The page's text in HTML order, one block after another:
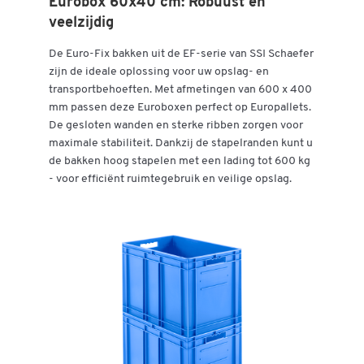
Vouwbaar
Kleuren
blauw
Afmetingen
Inw. breedte (mm) 353
400
420
veelzijdig
De Euro-Fix bakken uit de EF-serie van SSI Schaefer
zijn de ideale oplossing voor uw opslag- en
transportbehoeften. Met afmetingen van 600 x 400
mm passen deze Euroboxen perfect op Europallets.
De gesloten wanden en sterke ribben zorgen voor
maximale stabiliteit. Dankzij de stapelranden kunt u
de bakken hoog stapelen met een lading tot 600 kg
- voor efficiënt ruimtegebruik en veilige opslag.